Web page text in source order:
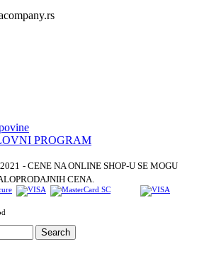
PROGRAM
2021 - CENE NA ONLINE SHOP-U SE MOGU
CENA.
Search